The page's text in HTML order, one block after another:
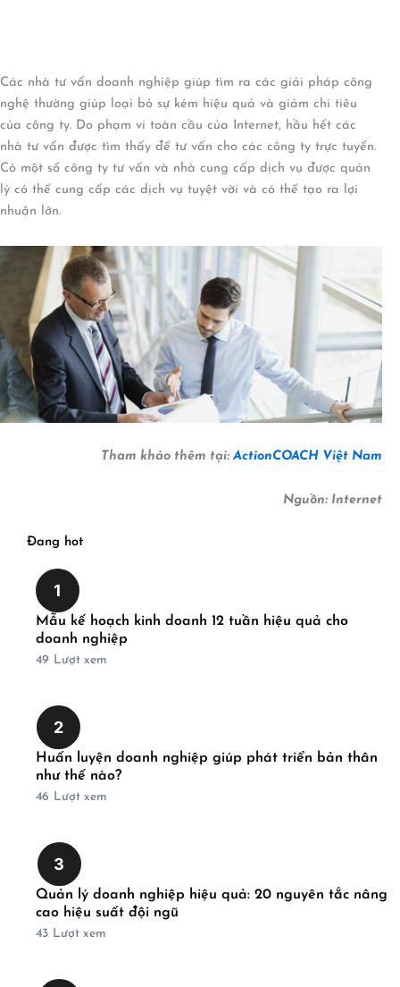
Đang hot
1
Mẫu kế hoạch kinh doanh 12 tuần hiệu quả cho
doanh nghiệp
49 Lượt xem
2
Huấn luyện doanh nghiệp giúp phát triển bản thân
như thế nào?
46 Lượt xem
3
Quản lý doanh nghiệp hiệu quả: 20 nguyên tắc nâng
cao hiệu suất đội ngũ
43 Lượt xem
Các nhà tư vấn doanh nghiệp giúp tìm ra các giải pháp công
nghệ thường giúp loại bỏ sự kém hiệu quả và giảm chi tiêu
của công ty. Do phạm vi toàn cầu của Internet, hầu hết các
nhà tư vấn được tìm thấy để tư vấn cho các công ty trực tuyến.
Có một số công ty tư vấn và nhà cung cấp dịch vụ được quản
lý có thể cung cấp các dịch vụ tuyệt vời và có thể tạo ra lợi
nhuận lớn.
Tham khảo thêm tại: ActionCOACH Việt Nam
Nguồn: Internet